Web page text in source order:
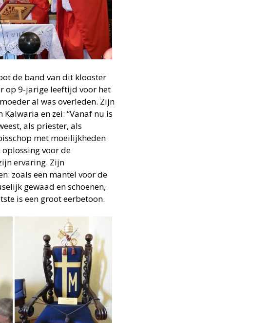
de band van dit klooster
op 9-jarige leeftijd voor het
al was overleden. Zijn
en zei: “Vanaf nu is
als priester, als
met moeilijkheden
voor de
ervaring. Zijn
zoals een mantel voor de
gewaad en schoenen,
is een groot eerbetoon.